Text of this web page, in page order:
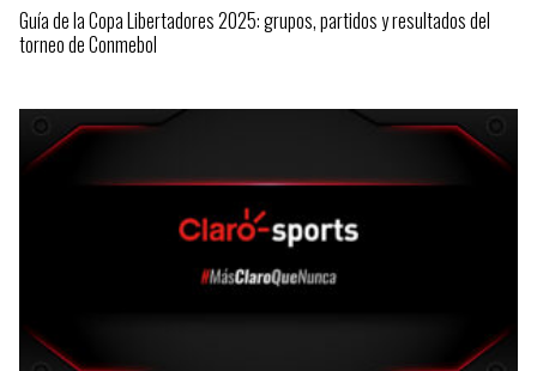
Guía de la Copa Libertadores 2025: grupos, partidos y resultados del
torneo de Conmebol